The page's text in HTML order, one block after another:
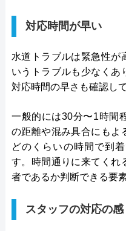
は240万件以上と豊富
で業者を手配してくれ
けしてくれるところで
わりトラブルで困った
う。
もちろん見積もりは無
についても無料ですの
てはいかがでしょうか？
対応時間が早い
水道トラブルは緊急性が
いうトラブルも少なくあ
対応時間の早さも確認し
一般的には30分〜1時間
の距離や混み具合にもよ
どのくらいの時間で到
す。時間通りに来てくれ
者であるか判断できる要
スタッフの対応の